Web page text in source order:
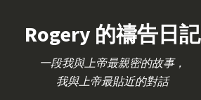
Rogery 的禱告日記
一段我與上帝最親密的故事，
我與上帝最貼近的對話